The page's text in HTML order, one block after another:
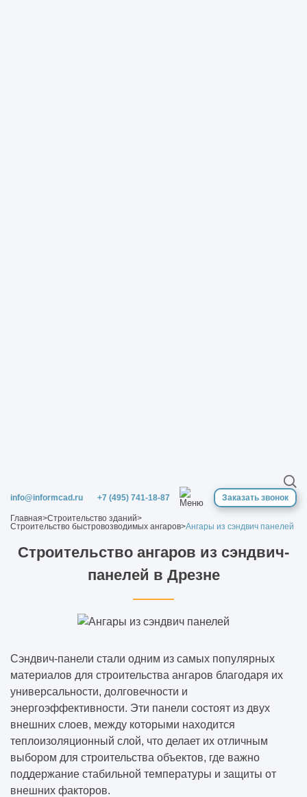
info@informcad.ru +7 (495) 741-18-87 Заказать звонок
Главная>Строительство зданий>
Строительство быстровозводимых ангаров>Ангары из сэндвич панелей
Строительство ангаров из сэндвич-
панелей в Дрезне
Сэндвич-панели стали одним из самых популярных
материалов для строительства ангаров благодаря их
универсальности, долговечности и
энергоэффективности. Эти панели состоят из двух
внешних слоев, между которыми находится
теплоизоляционный слой, что делает их отличным
выбором для строительства объектов, где важно
поддержание стабильной температуры и защиты от
внешних факторов.